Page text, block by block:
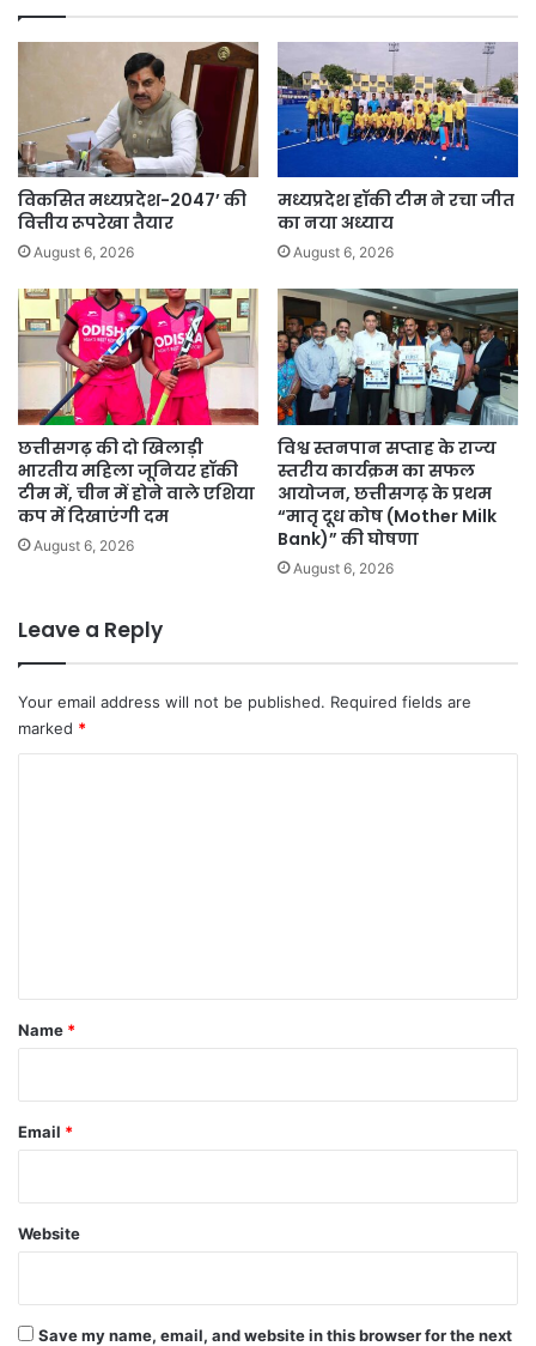
पौधे
विकसित मध्यप्रदेश-2047’ की
वित्तीय रूपरेखा तैयार
August 6, 2026
मध्यप्रदेश हॉकी टीम ने रचा जीत
का नया अध्याय
August 6, 2026
छत्तीसगढ़ की दो खिलाड़ी
भारतीय महिला जूनियर हॉकी
टीम में, चीन में होने वाले एशिया
कप में दिखाएंगी दम
August 6, 2026
विश्व स्तनपान सप्ताह के राज्य
स्तरीय कार्यक्रम का सफल
आयोजन, छत्तीसगढ़ के प्रथम
“मातृ दूध कोष (Mother Milk
Bank)” की घोषणा
August 6, 2026
Leave a Reply
Your email address will not be published. Required fields are
marked *
*
Name *
Email *
Website
Save my name, email, and website in this browser for the next